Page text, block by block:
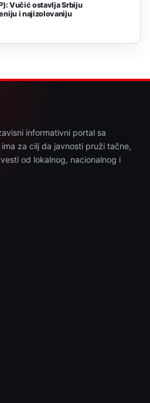
Vučić ostavlja Srbiju
i najizolovaniju
informativni portal sa
za cilj da javnosti pruži tačne,
od lokalnog, nacionalnog i